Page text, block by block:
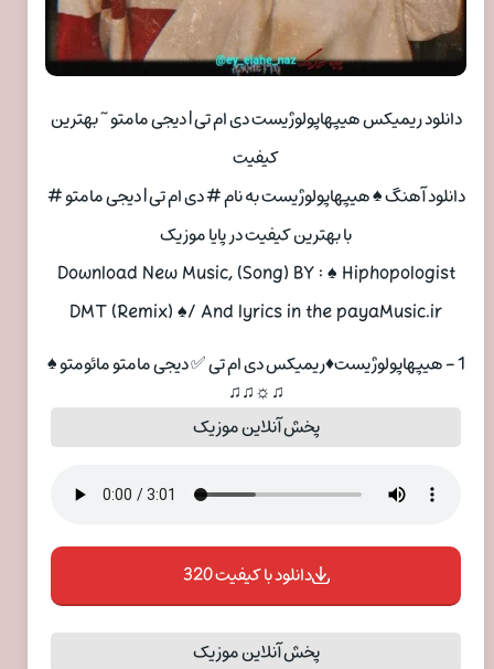
دانلود ریمیکس هیپهاپولوژیست دی ام تی | دیجی مامتو ~ بهترین
کیفیت
دانلود آهنگ ♠ هیپهاپولوژیست به نام # دی ام تی | دیجی مامتو #
با بهترین کیفیت در پایا موزیک
Download New Music, (Song) BY : ♠ Hiphopologist
DMT (Remix) ♠/ And lyrics in the payaMusic.ir
1 - هیپهاپولوژیست♦️ریمیکس دی ام تی ✅ دیجی مامتو مائومتو ♠
♫☼♫♫
پخش آنلاین موزیک
دانلود با کیفیت 320
پخش آنلاین موزیک